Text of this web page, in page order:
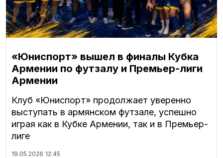
«Юниспорт» вышел в финалы Кубка
Армении по футзалу и Премьер-лиги
Армении
Клуб «Юниспорт» продолжает уверенно
выступать в армянском футзале, успешно
играя как в Кубке Армении, так и в Премьер-
лиге
19.05.2026 12:45